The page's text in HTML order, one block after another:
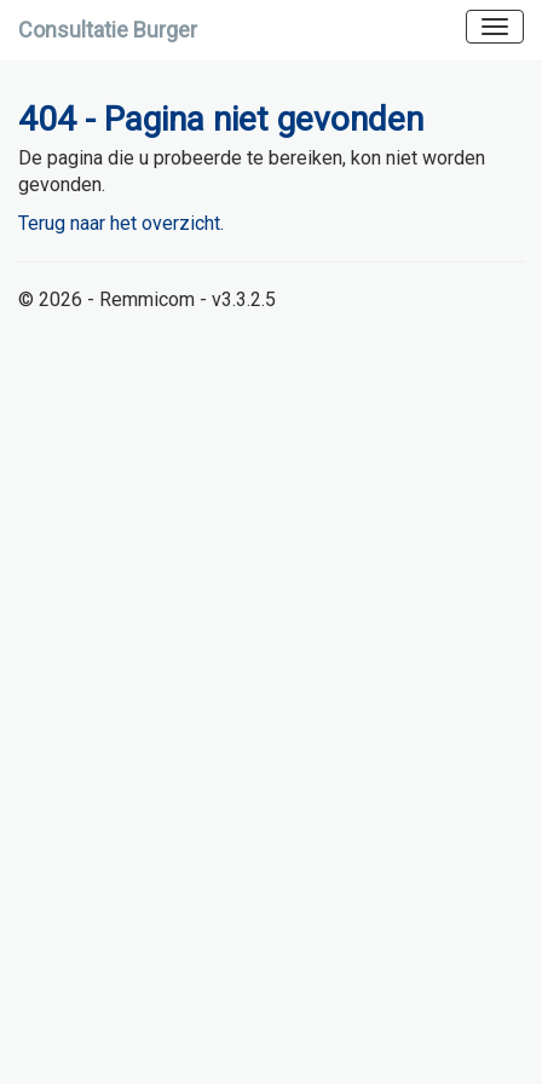
Consultatie Burger
404 - Pagina niet gevonden
De pagina die u probeerde te bereiken, kon niet worden
gevonden.
Terug naar het overzicht.
© 2026 - Remmicom - v3.3.2.5